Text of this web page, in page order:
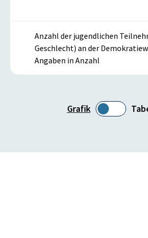
Grafik
Anzahl der jugendlichen
Geschlecht) an der
Angaben in Anzahl